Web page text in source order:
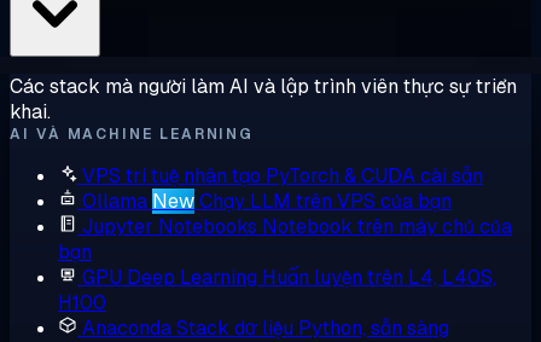
Các stack mà người làm AI và lập trình viên thực sự triển
khai.
AI VÀ MACHINE LEARNING
VPS trí tuệ nhân tạo PyTorch & CUDA cài sẵn
Ollama NewChạy LLM trên VPS của bạn
Jupyter Notebooks Notebook trên máy chủ của
bạn
GPU Deep Learning Huấn luyện trên L4, L40S,
H100
AnacondaStack dữ liệu Python, sẵn sàng